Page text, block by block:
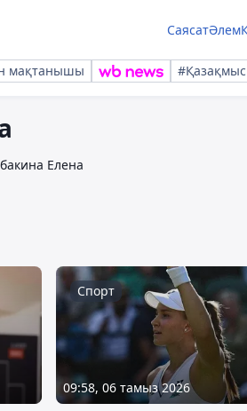
СаясатӘлем
мақтанышы #Қазақмыс
Елена
Спорт
09:58, 06 тамыз 2026